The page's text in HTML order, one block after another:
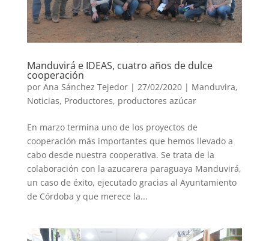
Manduvirá e IDEAS, cuatro años de dulce
cooperación
por Ana Sánchez Tejedor| 27/02/2020 | Manduvira,
Noticias, Productores, productores azúcar
En marzo termina uno de los proyectos de
cooperación más importantes que hemos llevado a
cabo desde nuestra cooperativa. Se trata de la
colaboración con la azucarera paraguaya Manduvirá,
un caso de éxito, ejecutado gracias al Ayuntamiento
de Córdoba y que merece la...